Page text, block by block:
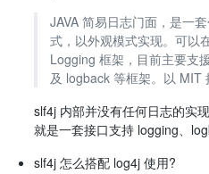
JAVA 简易日志门面，是一
式，以外观模式实现。可以
Logging 框架，目前主要支
及 logback 等框架。以 MIT
slf4j 内部并没有任何日志的实
就是一套接口支持 logging、
slf4j 怎么搭配 log4j 使用?